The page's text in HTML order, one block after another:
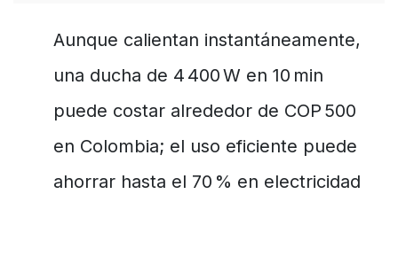
Aunque calientan instantáneamente,
una ducha de 4 400 W en 10 min
puede costar alrededor de COP 500
en Colombia; el uso eficiente puede
ahorrar hasta el 70 % en electricidad